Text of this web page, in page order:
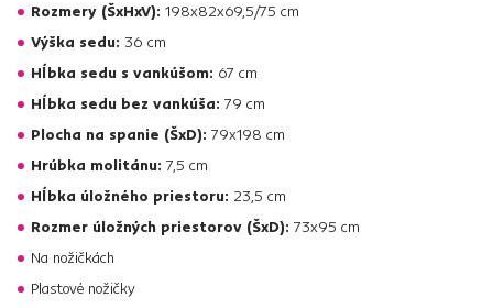
Rozmery (ŠxHxV): 198x82x69,5/75 cm
Výška sedu: 36 cm
Hĺbka sedu s vankúšom: 67 cm
Hĺbka sedu bez vankúša: 79 cm
Plocha na spanie (ŠxD): 79x198 cm
Hrúbka molitánu: 7,5 cm
Hĺbka úložného priestoru: 23,5 cm
Rozmer úložných priestorov (ŠxD): 73x95 cm
Na nožičkách
Plastové nožičky